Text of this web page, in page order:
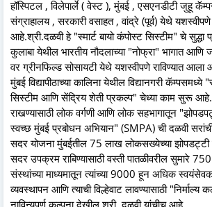
हॉस्पिटल , विलेपार्ले ( वेस्ट ), मुंबई , एसएनडीटी जुहू
संग्राहालय , सरकारी वसाहत , वांद्रे (पूर्व) येथे यशस्वीपणे
आहे.श्री.दळवी हे "स्मार्ट बायो कंपोस्ट सिस्टीम" चे
कुलाबा येथील भारतीय नौदलाच्या "नोफ्रा" भागात आणि
वर ग्रीनफिल्ड सोसायटी येथे यशस्वीपणे राविण्यात आला
मुंबई विद्यापीठाच्या कालिना येथील विद्यानगरी कॅम्पसमध्ये
सिस्टीम आणि सेंद्रिय शेती प्रकल्प" चेध्या काम सुरू
राखण्यासाठी लोक वर्गणी आणि लोक सहभागातून
स्वच्छ मुंबई प्रबोधन अभियान" (SMPA) ची दळवी सरांची
सदर योजना मुंबईतील 75 लाख लोकसख्येच्या झोपडट्टी
सदर उपक्रम राबिण्यासाठी वस्ती पातळीवरील सुमारे
संस्थांच्या माध्यमातून त्यांच्या 9000 हून अधिक स्वयंसेवक
व्यवस्थापन आणि त्याची विल्हेवाट लावण्यासाठी "निर्माल्य
नाविन्यपूर्ण कल्पना देखील श्री. दळवी यांचीच आहे.